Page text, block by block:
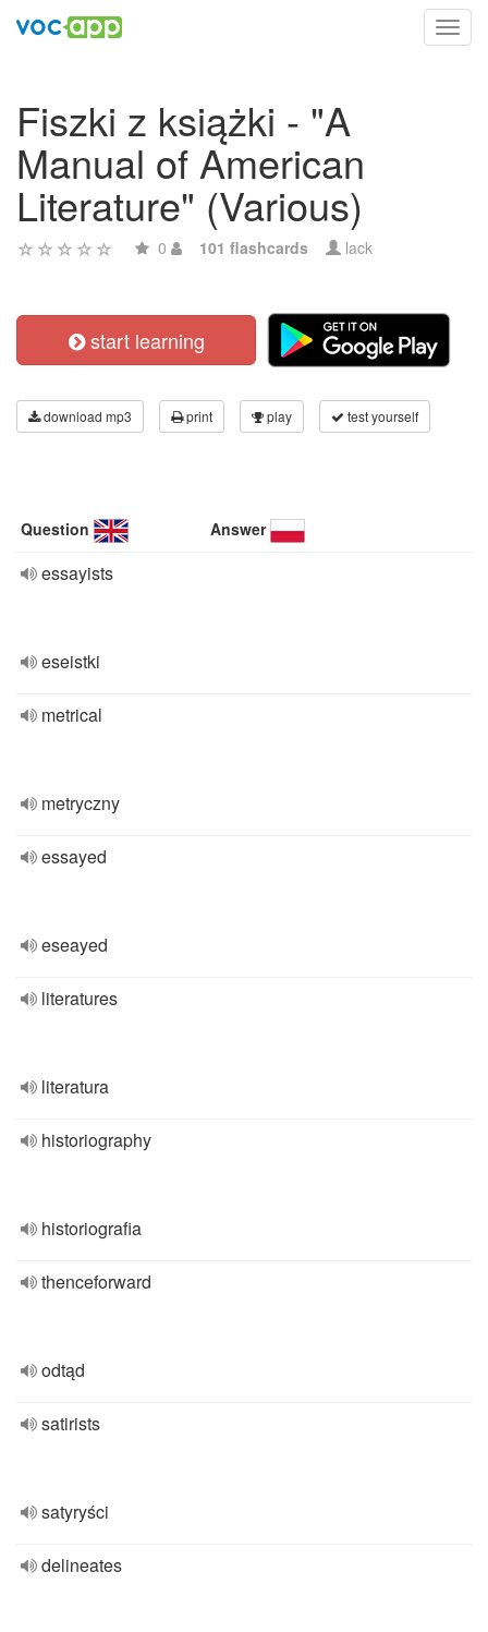
Fiszki z książki - "A
Manual of American
Literature" (Various)
0 101 flashcards lack
start learning
download mp3 print play test yourself
Question Answer
essayists
eseistki
metrical
metryczny
essayed
eseayed
literatures
literatura
historiography
historiografia
thenceforward
odtąd
satirists
satyryści
delineates